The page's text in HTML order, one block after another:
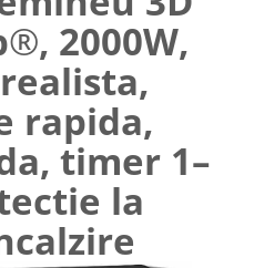
®, 2000W,
rapida,
timer 1–
la